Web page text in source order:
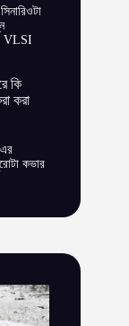
VLSI
কি
করা
কভার